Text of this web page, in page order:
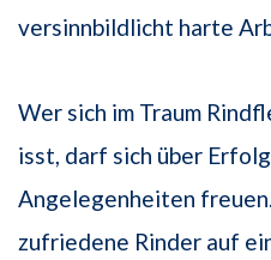
versinnbildlicht harte
Wer sich im Traum
isst, darf sich über
Angelegenheiten
zufriedene Rinder auf